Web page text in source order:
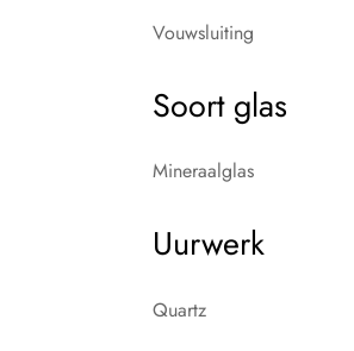
Vouwsluiting
Soort glas
Mineraalglas
Uurwerk
Quartz